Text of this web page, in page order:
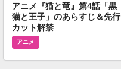
アニメ『猫と竜』第4話「黒
猫と王子」のあらすじ＆先行
カット解禁
アニメ